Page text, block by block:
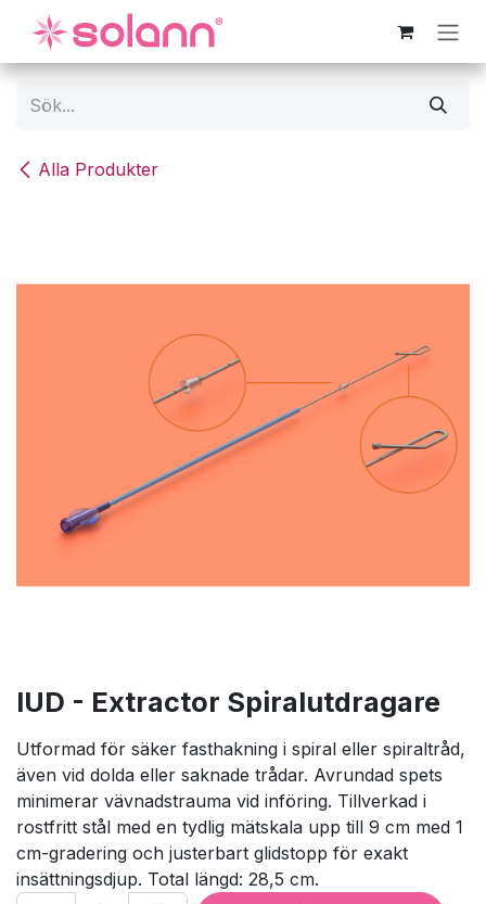
Hoppa till innehåll
Alla Produkter
IUD - Extractor Spiralutdragare
Utformad för säker fasthakning i spiral eller spiraltråd,
även vid dolda eller saknade trådar. Avrundad spets
minimerar vävnadstrauma vid införing. Tillverkad i
rostfritt stål med en tydlig mätskala upp till 9 cm med 1
cm-gradering och justerbart glidstopp för exakt
insättningsdjup. Total längd: 28,5 cm.